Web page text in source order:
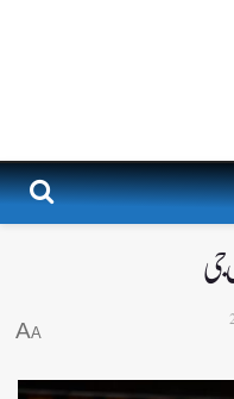
جی
A
A